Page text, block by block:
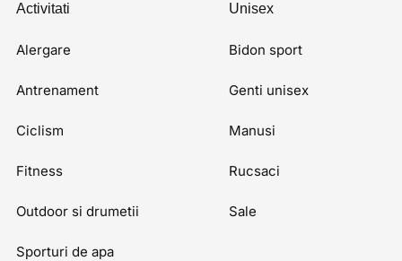
Activitati
Alergare
Antrenament
Ciclism
Fitness
Outdoor si drumetii
Sporturi de apa
Unisex
Bidon sport
Genti unisex
Manusi
Rucsaci
Sale